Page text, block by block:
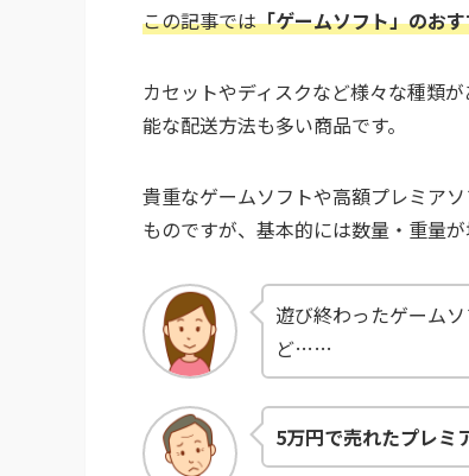
この記事では「ゲームソフト」のお
カセットやディスクなど様々な種類
能な配送方法も多い商品です。
貴重なゲームソフトや高額プレミア
ものですが、基本的には数量・重量
遊び終わったゲーム
ど……
5万円で売れたプレミ